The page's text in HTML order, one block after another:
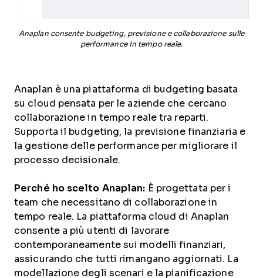
Anaplan consente budgeting, previsione e collaborazione sulle
performance in tempo reale.
Anaplan è una piattaforma di budgeting basata
su cloud pensata per le aziende che cercano
collaborazione in tempo reale tra reparti.
Supporta il budgeting, la previsione finanziaria e
la gestione delle performance per migliorare il
processo decisionale.
Perché ho scelto Anaplan: È progettata per i
team che necessitano di collaborazione in
tempo reale. La piattaforma cloud di Anaplan
consente a più utenti di lavorare
contemporaneamente sui modelli finanziari,
assicurando che tutti rimangano aggiornati. La
modellazione degli scenari e la pianificazione